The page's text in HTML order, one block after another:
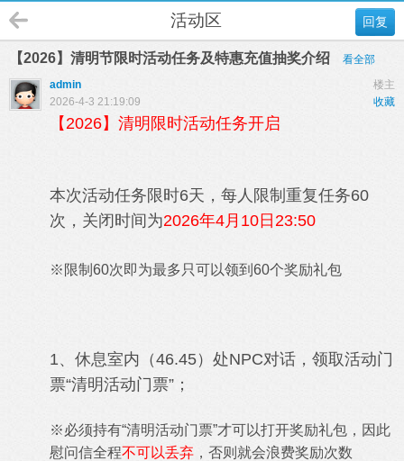
回复
活动区
【2026】清明节限时活动任务及特惠充值抽奖介绍
看全部
楼主
admin
收藏
2026-4-3 21:19:09
【2026】清明限时活动任务开启
本次活动任务限时6天，每人限制重复任务60
次，关闭时间为2026年4月10日23:50
※限制60次即为最多只可以领到60个奖励礼包
1、休息室内（46.45）处NPC对话，领取活动门
票“清明活动门票”；
※必须持有“清明活动门票”才可以打开奖励礼包，因此
慰问信全程不可以丢弃 ，否则就会浪费奖励次数